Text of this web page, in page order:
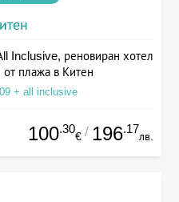
Inclusive, реновиран хотел
плажа в Китен
+ all inclusive
100.30
€ / 196.17
лв.